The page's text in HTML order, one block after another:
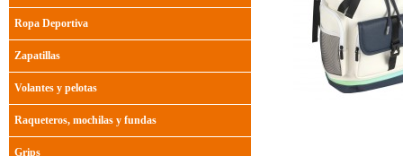
Ropa Deportiva
Zapatillas
Volantes y pelotas
Raqueteros, mochilas y fundas
Grips